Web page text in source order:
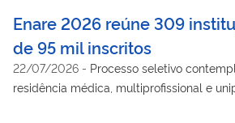
Enare 2026 reúne 309
de 95 mil inscritos
22/07/2026 - Processo seletivo
residência médica, multiprofissional e